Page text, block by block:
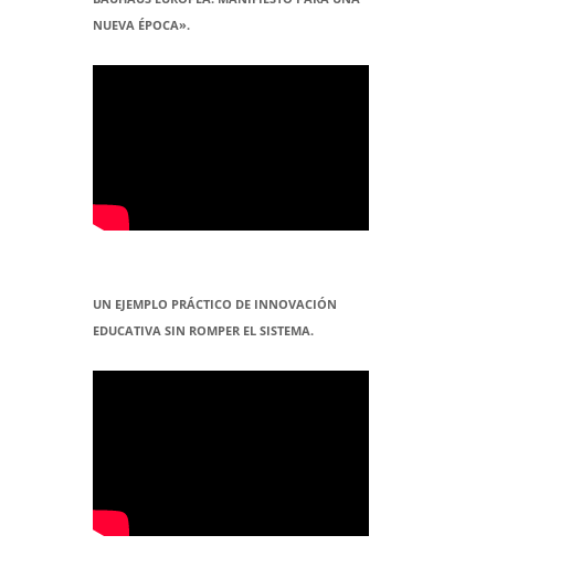
NUEVA ÉPOCA».
UN EJEMPLO PRÁCTICO DE INNOVACIÓN
EDUCATIVA SIN ROMPER EL SISTEMA.